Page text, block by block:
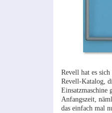
Revell hat es
Revell-Katalog,
Einsatzmaschine
Anfangszeit,
das einfach mal